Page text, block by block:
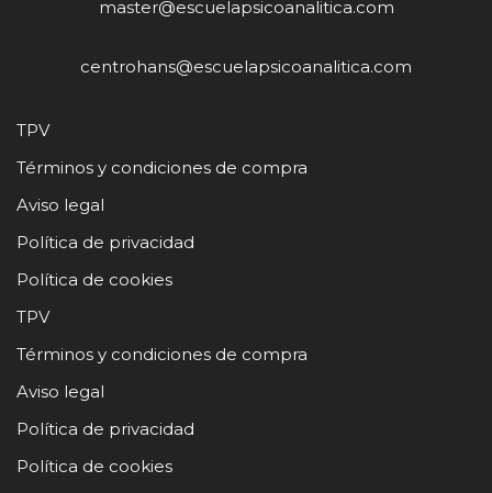
master@escuelapsicoanalitica.com
centrohans@escuelapsicoanalitica.com
TPV
Términos y condiciones de compra
Aviso legal
Política de privacidad
Política de cookies
TPV
Términos y condiciones de compra
Aviso legal
Política de privacidad
Política de cookies